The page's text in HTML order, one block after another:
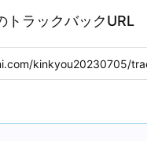
トラックバックURL